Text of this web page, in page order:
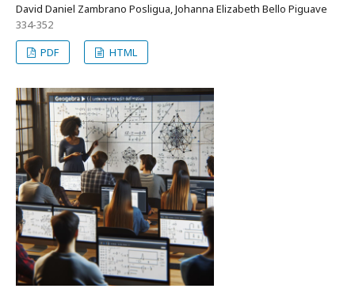
David Daniel Zambrano Posligua, Johanna Elizabeth Bello Piguave
334-352
PDF
HTML